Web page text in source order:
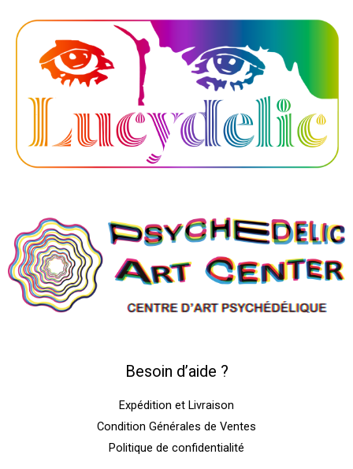
Besoin d’aide ?
Expédition et Livraison
Condition Générales de Ventes
Politique de confidentialité